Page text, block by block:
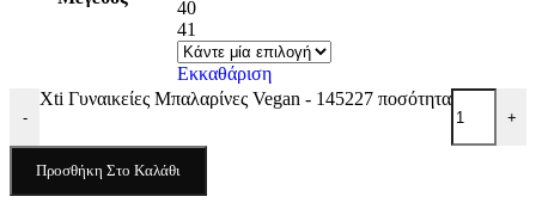
40
41
Εκκαθάριση
-
Xti Γυναικείες Μπαλαρίνες Vegan - 145227 ποσότητα
+
Προσθήκη Στο Καλάθι